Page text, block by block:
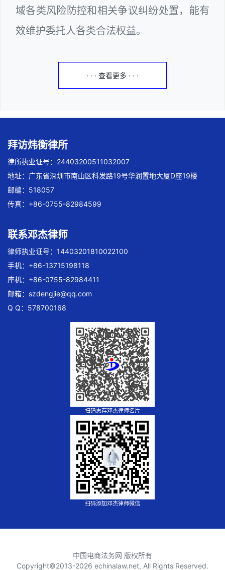
域各类风险防控和相关争议纠纷处置，能有
效维护委托人各类合法权益。
· · · 查看更多 · · ·
拜访炜衡律所
律所执业证号：24403200511032007
地址：广东省深圳市南山区科发路19号华润置地大厦D座19楼
邮编：518057
传真：+86-0755-82984599
联系邓杰律师
律师执业证号：14403201810022100
手机：+86-13715198118
座机：+86-0755-82984411
邮箱： szdengjie@qq.com
Q Q：578700168
扫码惠存邓杰律师名片
扫码添加邓杰律师微信
中国电商法务网 版权所有
Copyright©2013-2026 echinalaw.net, All Rights Reserved.